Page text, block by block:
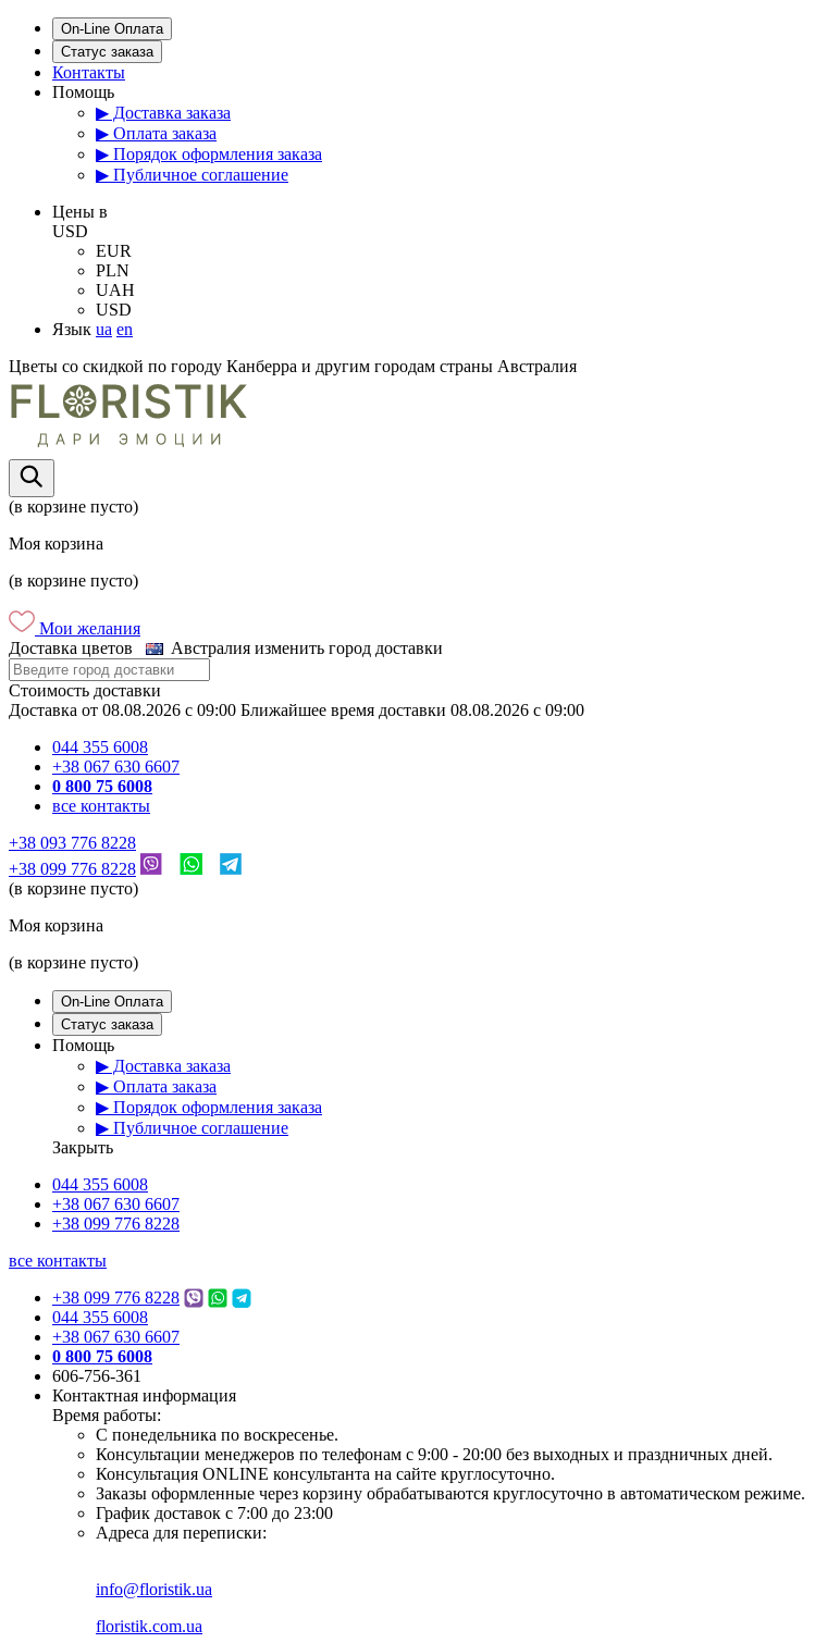
On-Line Оплата
Статус заказа
Контакты
Помощь
▶ Доставка заказа
▶ Оплата заказа
▶ Порядок оформления заказа
▶ Публичное соглашение
Цены в
USD
EUR
PLN
UAH
USD
Язык ua en
Цветы со скидкой по городу Канберра и другим городам страны Австралия
(в корзине пусто)
Моя корзина
(в корзине пусто)
Мои желания
Доставка цветов
Австралия изменить город доставки
Стоимость доставки
Доставка от 08.08.2026 c 09:00 Ближайшее время доставки 08.08.2026 c 09:00
044 355 6008
+38 067 630 6607
0 800 75 6008
все контакты
+38 093 776 8228
+38 099 776 8228
(в корзине пусто)
Моя корзина
(в корзине пусто)
On-Line Оплата
Статус заказа
Помощь
▶ Доставка заказа
▶ Оплата заказа
▶ Порядок оформления заказа
▶ Публичное соглашение
Закрыть
044 355 6008
+38 067 630 6607
+38 099 776 8228
все контакты
+38 099 776 8228
044 355 6008
+38 067 630 6607
0 800 75 6008
606-756-361
Контактная информация
Время работы:
С понедельника по воскресенье.
Консультации менеджеров по телефонам с 9:00 - 20:00 без выходных и праздничных дней.
Консультация ONLINE консультанта на сайте круглосуточно.
Заказы оформленные через корзину обрабатываются круглосуточно в автоматическом режиме.
График доставок с 7:00 до 23:00
Адреса для переписки:
info@floristik.ua
floristik.com.ua